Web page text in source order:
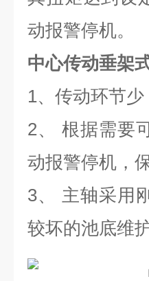
动报警停机。
中心传动垂架
1、传动环节
2、 根据需要
动报警停机，
3、 主轴采用
较坏的池底维